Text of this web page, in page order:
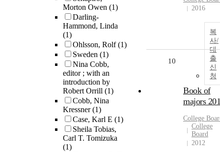
Morton Owen (1)
Darling-
Hammond, Linda
(1)
Ohlsson, Rolf(1)
Sweden (1)
Nina Cobb,
editor ; with an
introduction by
Robert Orrill (1)
Cobb, Nina
Kressner(1)
Case, Karl E (1)
Sheila Tobias,
Carl T. Tomizuka
(1)
2016
복
사/
대
출
신
청
10
Book of
majors
College
College
Board
2012